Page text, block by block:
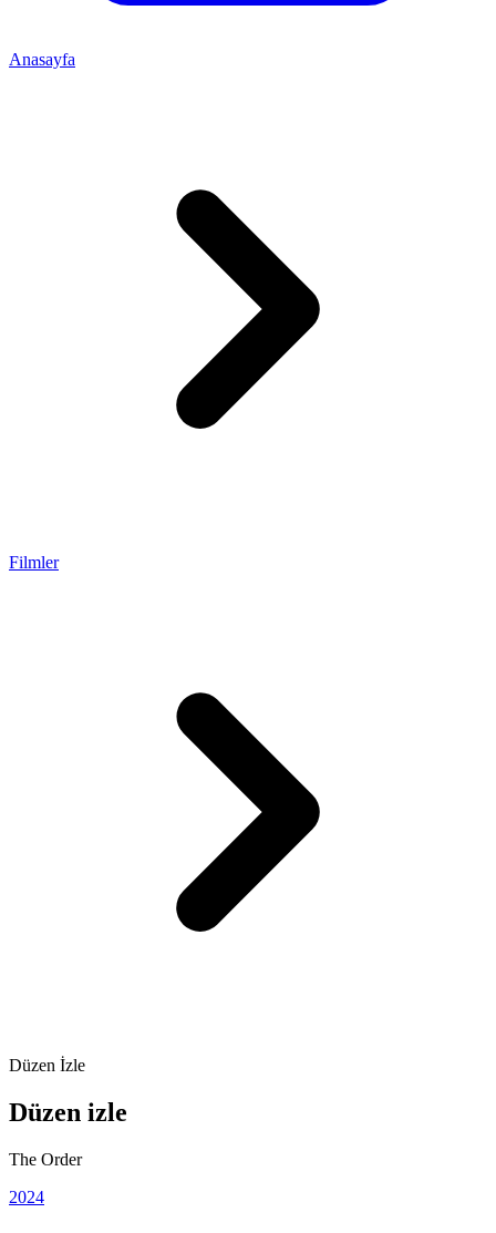
Anasayfa
Filmler
Düzen İzle
Düzen izle
The Order
2024